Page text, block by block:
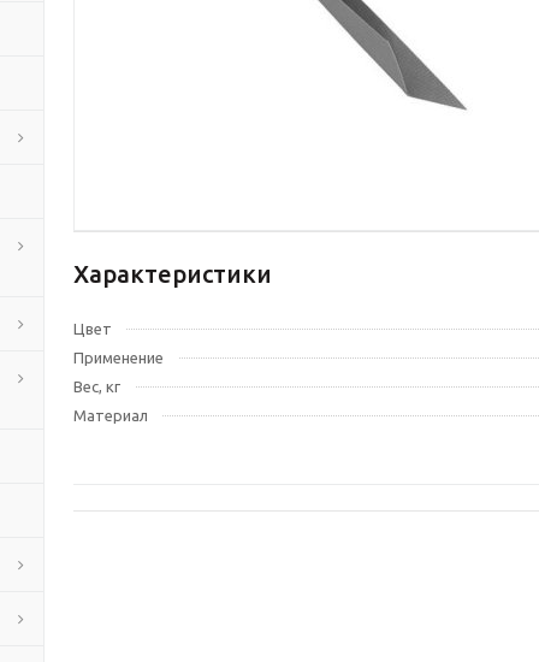
Характеристики
Цвет
Применение
Вес, кг
Материал